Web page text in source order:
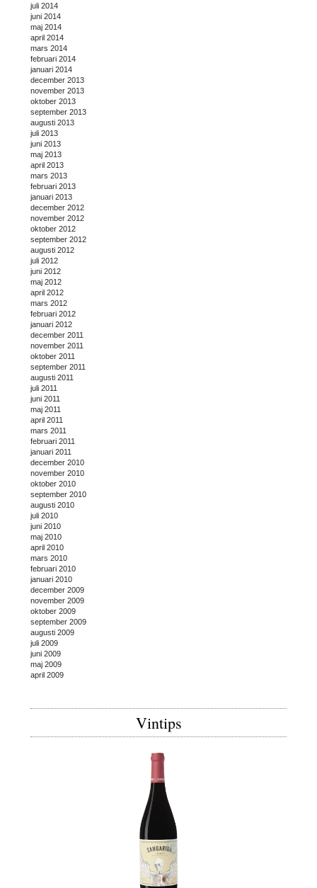
juli 2014
juni 2014
maj 2014
april 2014
mars 2014
februari 2014
januari 2014
december 2013
november 2013
oktober 2013
september 2013
augusti 2013
juli 2013
juni 2013
maj 2013
april 2013
mars 2013
februari 2013
januari 2013
december 2012
november 2012
oktober 2012
september 2012
augusti 2012
juli 2012
juni 2012
maj 2012
april 2012
mars 2012
februari 2012
januari 2012
december 2011
november 2011
oktober 2011
september 2011
augusti 2011
juli 2011
juni 2011
maj 2011
april 2011
mars 2011
februari 2011
januari 2011
december 2010
november 2010
oktober 2010
september 2010
augusti 2010
juli 2010
juni 2010
maj 2010
april 2010
mars 2010
februari 2010
januari 2010
december 2009
november 2009
oktober 2009
september 2009
augusti 2009
juli 2009
juni 2009
maj 2009
april 2009
Vintips